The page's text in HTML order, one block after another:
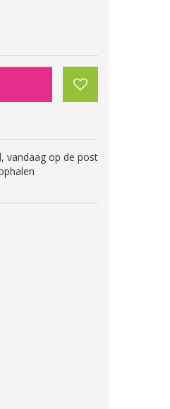
vandaag op de post